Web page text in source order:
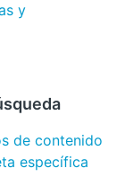
y
de contenido
específica